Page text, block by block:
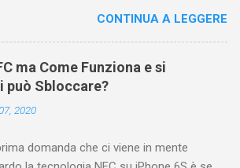
voce del tipo " cronologia commenti
" o cose simili? Vuoi sapere come
sia se accedi dal tuo computer (PC/Mac)
tramite smartphone (Android o iPhone)
l'app ? In questa guida ti mostrerò dove
i propri commenti di YouTube , ossia
la risposta é positiva ma mi ci è
CONTINUA A LEGGERE
ma Come Funziona e si
può Sbloccare?
2020
domanda che ci viene in mente